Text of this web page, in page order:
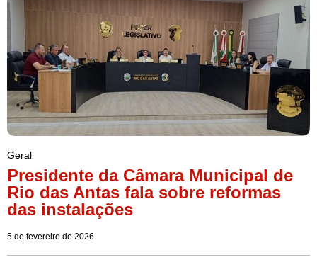
Geral
Presidente da Câmara Municipal de
Rio das Antas fala sobre reformas
das instalações
5 de fevereiro de 2026